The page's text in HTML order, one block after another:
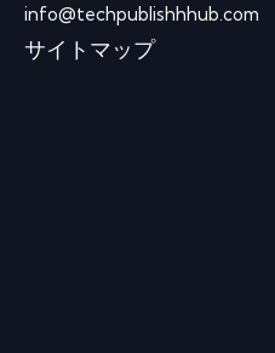
info@techpublishhhub.com
サイトマップ